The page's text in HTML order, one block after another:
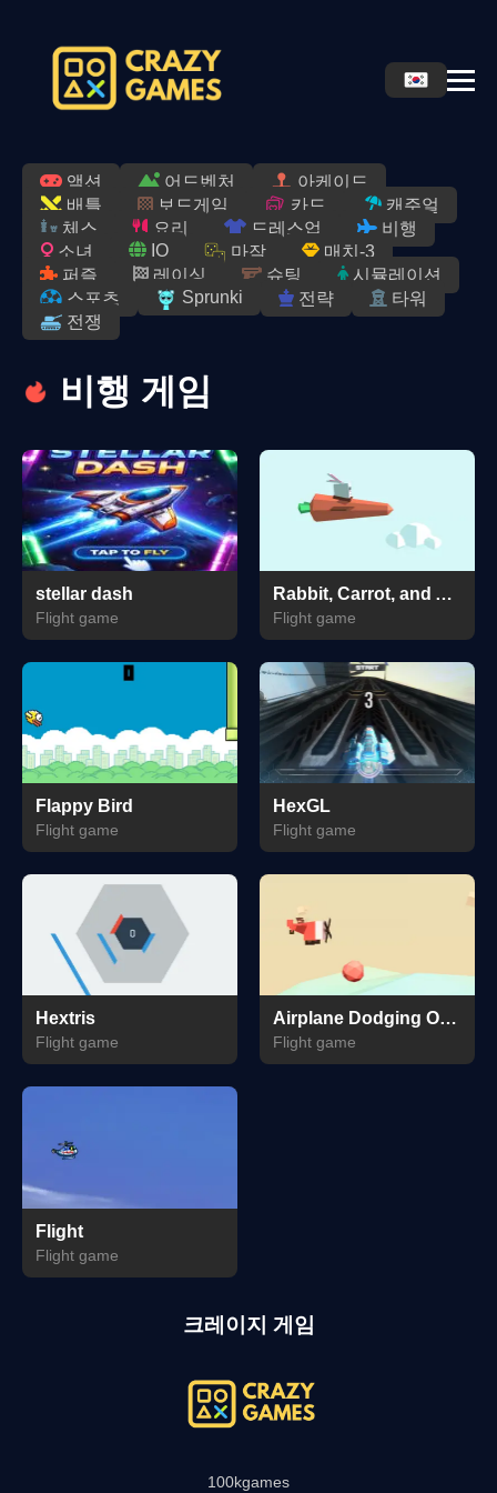
액션 어드벤처
아케이드
배틀
보드게임 카드
캐주얼
체스
요리 드레스업
비행
소녀
IO 마작
매치-3
퍼즐
레이싱 슈팅
시뮬레이션
스포츠
Sprunki 전략
타워
전쟁
비행 게임
stellar dash
Flight game
Rabbit, Carrot, and Airplane
Flight game
Flappy Bird
Flight game
HexGL
Flight game
Hextris
Flight game
Airplane Dodging Obstacles
Flight game
Flight
Flight game
크레이지 게임
100kgames